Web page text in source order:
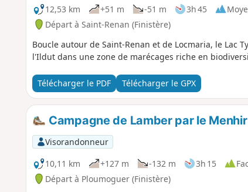
12,53 km
+51 m -51 m 3h 45
Départ à Saint-Renan (Finistère)
Boucle autour de Saint-Renan et de Locmaria, le Lac
l'Ildut dans une zone de marécages riche en
Télécharger le PDF Télécharger le GPX
Campagne de Lamber par le
Visorandonneur
10,11 km
+127 m -132 m 3h 15
Départ à Ploumoguer (Finistère)